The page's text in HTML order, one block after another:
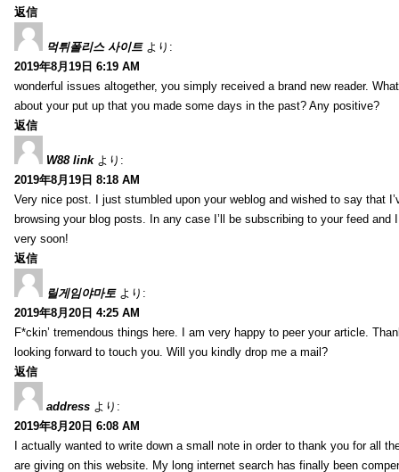
返信
먹튀폴리스 사이트 より:
2019年8月19日 6:19 AM
wonderful issues altogether, you simply received a brand new reader.
about your put up that you made some days in the past? Any positive?
返信
W88 link より:
2019年8月19日 8:18 AM
Very nice post. I just stumbled upon your weblog and wished to say that
browsing your blog posts. In any case I’ll be subscribing to your feed and
very soon!
返信
릴게임야마토 より:
2019年8月20日 4:25 AM
F*ckin’ tremendous things here. I am very happy to peer your article.
looking forward to touch you. Will you kindly drop me a mail?
返信
address より:
2019年8月20日 6:08 AM
I actually wanted to write down a small note in order to thank you for all
are giving on this website. My long internet search has finally been